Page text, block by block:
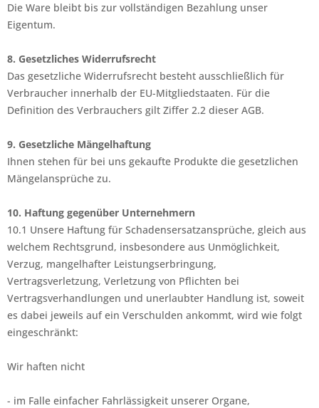
Die Ware bleibt bis zur vollständigen Bezahlung unser
Eigentum.
8. Gesetzliches Widerrufsrecht
Das gesetzliche Widerrufsrecht besteht ausschließlich für
Verbraucher innerhalb der EU-Mitgliedstaaten. Für die
Definition des Verbrauchers gilt Ziffer 2.2 dieser AGB.
9. Gesetzliche Mängelhaftung
Ihnen stehen für bei uns gekaufte Produkte die gesetzlichen
Mängelansprüche zu.
10. Haftung gegenüber Unternehmern
10.1 Unsere Haftung für Schadensersatzansprüche, gleich aus
welchem Rechtsgrund, insbesondere aus Unmöglichkeit,
Verzug, mangelhafter Leistungserbringung,
Vertragsverletzung, Verletzung von Pflichten bei
Vertragsverhandlungen und unerlaubter Handlung ist, soweit
es dabei jeweils auf ein Verschulden ankommt, wird wie folgt
eingeschränkt:
Wir haften nicht
- im Falle einfacher Fahrlässigkeit unserer Organe,